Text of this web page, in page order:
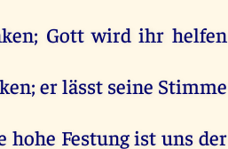
; Gott wird ihr helfen
; erlässt seine Stimme
hohe Festungist uns der